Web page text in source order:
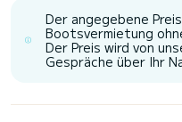
Dieses Romy One verfügt
Es ist unter anderem mit
ausgestattet: TV,
Der angegebene
Bootsvermietung
Der Preis wird von
Gespräche über Ihr